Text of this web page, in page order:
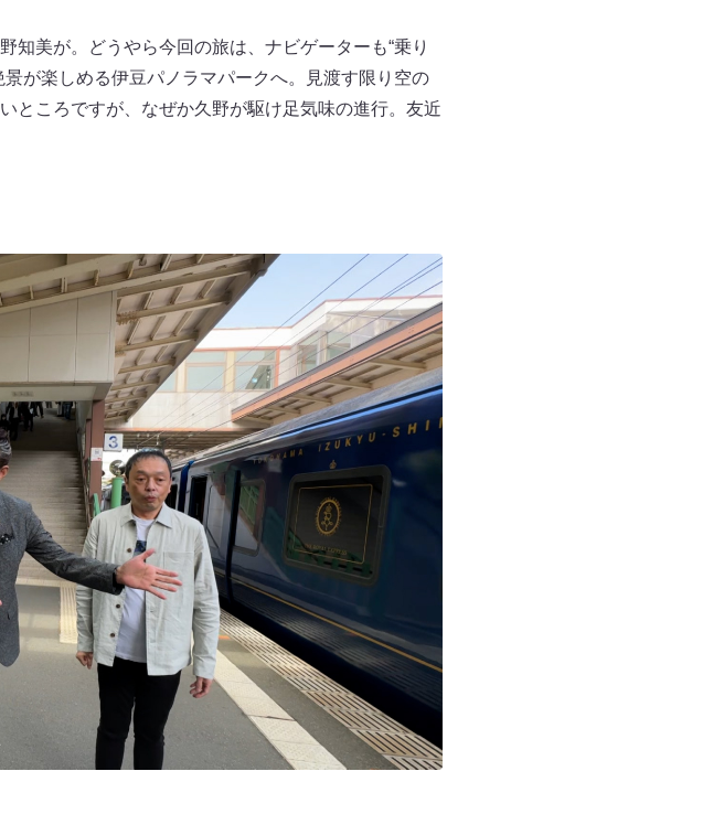
美が。どうやら今回の旅は、ナビゲーターも“乗り
が楽しめる伊豆パノラマパークへ。見渡す限り空の
ところですが、なぜか久野が駆け足気味の進行。友近